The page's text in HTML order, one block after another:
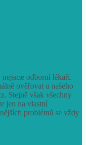
odborní lékaři.
ověřovat u našeho
Stejně však všechny
jen na vlastní
problémů se vždy